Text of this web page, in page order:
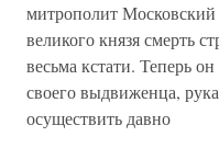
митрополит
великого князя смерть
весьма кстати. Теперь
своего выдвиженца,
осуществить давно